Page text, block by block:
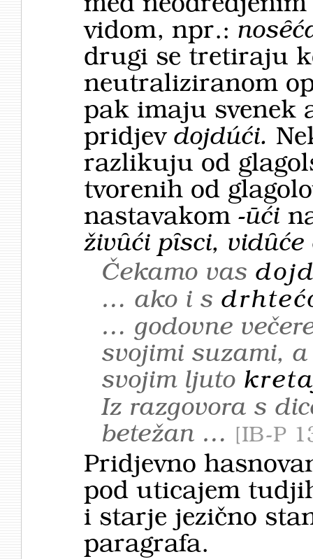
vidom, npr.:
drugi se tretiraju
neutraliziranom
pak imaju svenek
pridjev dojdúći.
razlikuju od
tvorenih od
nastavakom -ūći
živȗći pȋsci, vidȗće
Čekamo vas
… ako i s
… godovne
svojimi suzami,
svojim ljuto
Iz razgovora s
betežan …
IB-P
Pridjevno
pod uticajem
i starje jezično
para­grafa.